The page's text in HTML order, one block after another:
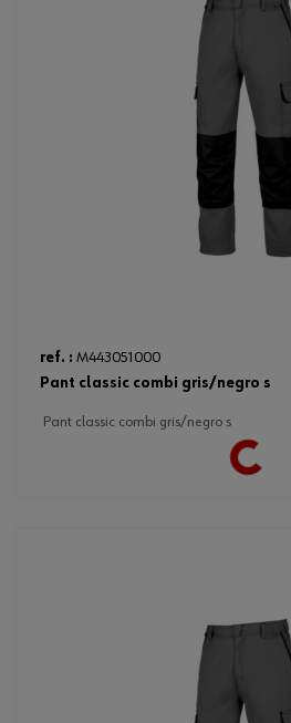
ref. : M443051000
pant classic combi gris/negro s
pant classic combi gris/negro s
Loading...